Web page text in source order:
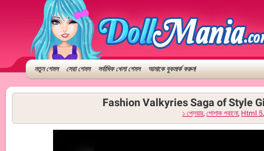
নতুন গেমস সেরা গেমস সর্বাধিক খেলা গেমস আমাকে বুকমার্ক করুন!
Fashion Valkyries Saga of Style
১ প্লেয়ার,পোশাক পরানো, Html 5